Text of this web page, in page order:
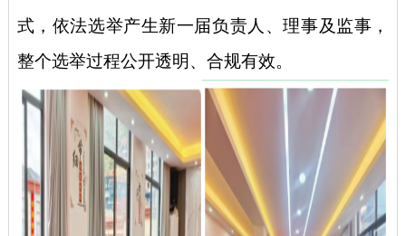
式，依法选举产生新一届负责人、理事及监事，
整个选举过程公开透明、合规有效。